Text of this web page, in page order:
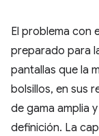
El problema con
preparado para
pantallas que la
bolsillos, en sus
de gama amplia
definición. La